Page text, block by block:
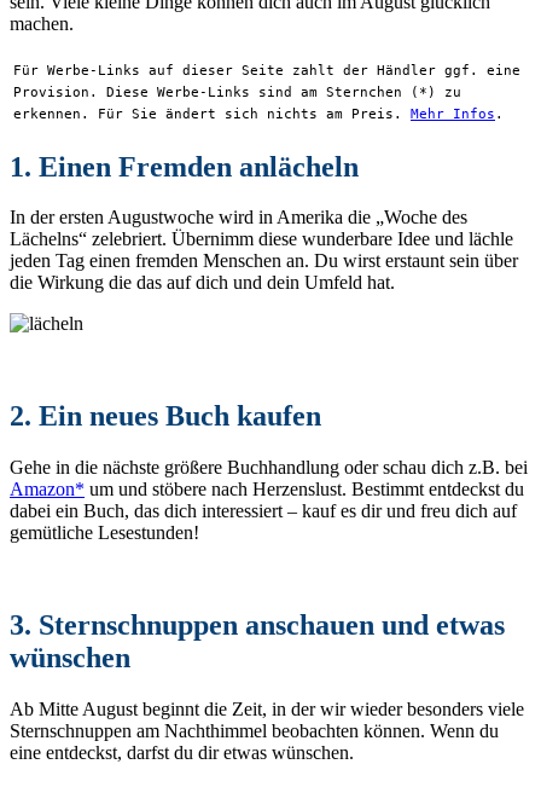
machen.
Für Werbe-Links auf dieser Seite zahlt der Händler ggf. eine
Provision. Diese Werbe-Links sind am Sternchen (*) zu
erkennen. Für Sie ändert sich nichts am Preis. Mehr Infos .
1. Einen Fremden anlächeln
In der ersten Augustwoche wird in Amerika die „Woche des
Lächelns“ zelebriert. Übernimm diese wunderbare Idee und lächle
jeden Tag einen fremden Menschen an. Du wirst erstaunt sein über
die Wirkung die das auf dich und dein Umfeld hat.
2. Ein neues Buch kaufen
Gehe in die nächste größere Buchhandlung oder schau dich z.B. bei
Amazon* um und stöbere nach Herzenslust. Bestimmt entdeckst du
dabei ein Buch, das dich interessiert – kauf es dir und freu dich auf
gemütliche Lesestunden!
3. Sternschnuppen anschauen und etwas
wünschen
Ab Mitte August beginnt die Zeit, in der wir wieder besonders viele
Sternschnuppen am Nachthimmel beobachten können. Wenn du
eine entdeckst, darfst du dir etwas wünschen.